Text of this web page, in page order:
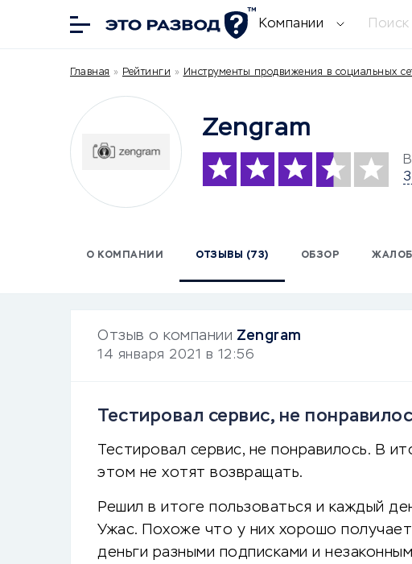
Компании Поиск
Главная » Рейтинги » Инструменты продвижения в социальных
Zengram
О КОМПАНИИ ОТЗЫВЫ (73) ОБЗОР
Отзыв о компании Zengram
14 января 2021 в 12:56
Тестировал сервис, не
Тестировал сервис, не понравилось. В
этом не хотят возвращать.
Решил в итоге пользоваться и каждый
Ужас. Похоже что у них хорошо
деньги разными подписками и